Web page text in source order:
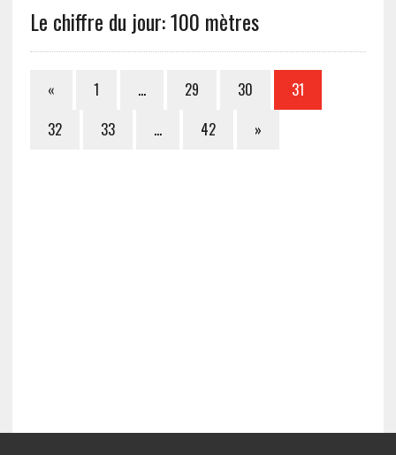
Le chiffre du jour: 100 mètres
« 1 … 29 30
31
32
33 … 42 »